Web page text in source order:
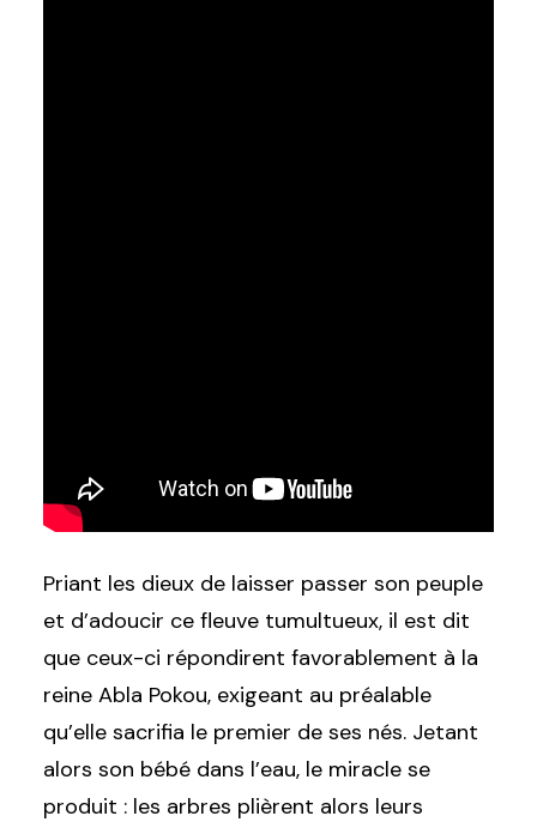
Priant les dieux de laisser passer son peuple
et d’adoucir ce fleuve tumultueux, il est dit
que ceux-ci répondirent favorablement à la
reine Abla Pokou, exigeant au préalable
qu’elle sacrifia le premier de ses nés. Jetant
alors son bébé dans l’eau, le miracle se
produit : les arbres plièrent alors leurs